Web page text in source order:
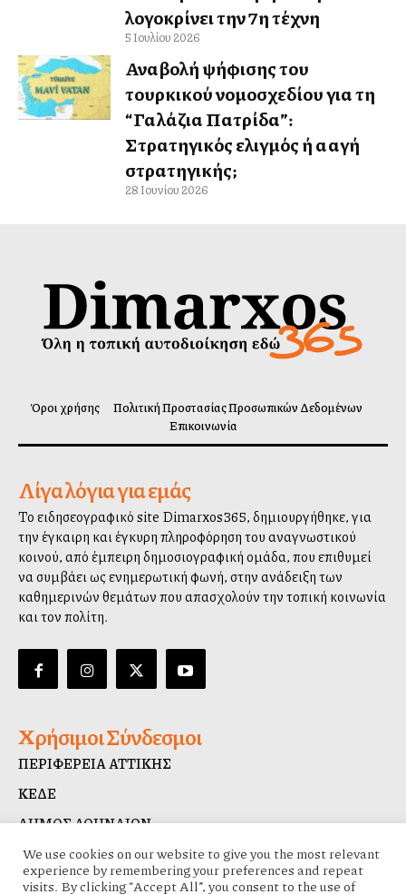
λογοκρίνει την 7η τέχνη
5 Ιουλίου 2026
Αναβολή ψήφισης του
τουρκικού νομοσχεδίου για τη
“Γαλάζια Πατρίδα”:
Στρατηγικός ελιγμός ή αλλαγή
στρατηγικής;
28 Ιουνίου 2026
Όροι χρήσης
Πολιτική Προστασίας Προσωπικών Δεδομένων
Επικοινωνία
Λίγα λόγια για εμάς
Το ειδησεογραφικό site Dimarxos365, δημιουργήθηκε, για
την έγκαιρη και έγκυρη πληροφόρηση του αναγνωστικού
κοινού, από έμπειρη δημοσιογραφική ομάδα, που επιθυμεί
να συμβάλλει ως ενημερωτική φωνή, στην ανάδειξη των
καθημερινών θεμάτων που απασχολούν την τοπική κοινωνία
και τον πολίτη.
Χρήσιμοι Σύνδεσμοι
ΠΕΡΙΦΕΡΕΙΑ ΑΤΤΙΚΗΣ
ΚΕΔΕ
ΔΗΜΟΣ ΑΘΗΝΑΙΩΝ
ΔΙΑΥΓΕΙΑ
We use cookies on our website to give you the most relevant
experience by remembering your preferences and repeat
visits. By clicking “Accept All”, you consent to the use of